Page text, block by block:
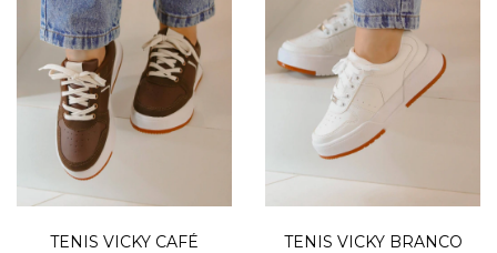
TENIS VICKY CAFÉ TENIS VICKY BRANCO